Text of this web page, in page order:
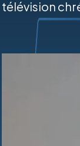
télévision